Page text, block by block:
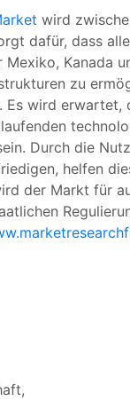
wird
dafür, dass
Kanada
zu
wird
Durch die
helfen
der Markt für